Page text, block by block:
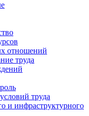
отношений
труда
труда
и инфраструктурного